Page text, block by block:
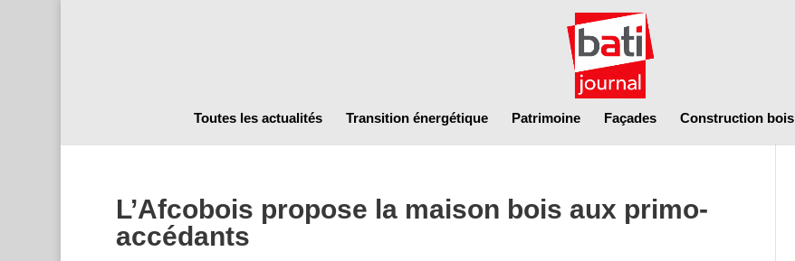
Toutes les actualités Transition énergétique Patrimoine Façades Construction bois
L’Afcobois propose la maison bois aux primo-
accédants